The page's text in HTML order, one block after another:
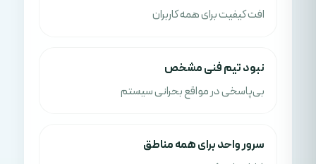
افت کیفیت برای همه کاربران
نبود تیم فنی مشخص
بی‌پاسخی در مواقع بحرانی سیستم
سرور واحد برای همه مناطق